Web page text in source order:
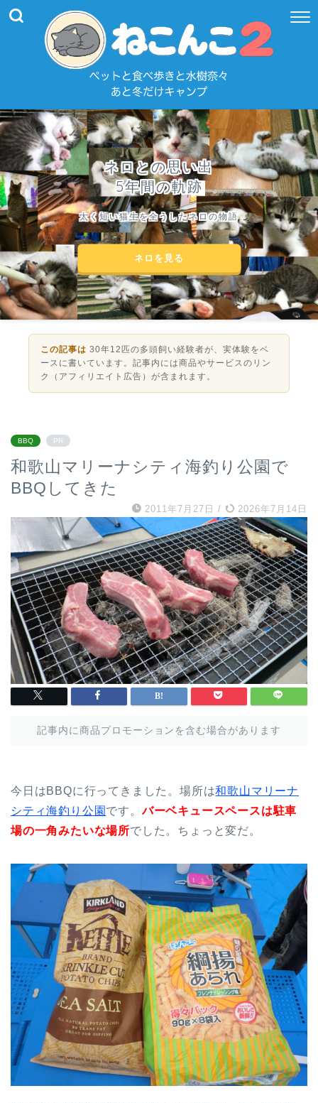
ネロとの思い出
5年間の軌跡
太く短い猫生を全うしたネロの物語
ネロを見る
この記事は 30年12匹の多頭飼い経験者が、実体験をベ
ースに書いています。記事内には商品やサービスのリン
ク（アフィリエイト広告）が含まれます。
BBQ PR
和歌山マリーナシティ海釣り公園で
BBQしてきた
2011年7月27日 / 2026年7月14日
記事内に商品プロモーションを含む場合があります
今日はBBQに行ってきました。場所は和歌山マリーナ
シティ海釣り公園 です。バーベキュースペースは駐車
場の一角みたいな場所でした。ちょっと変だ。